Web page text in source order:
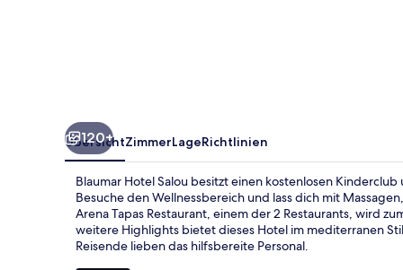
120+
ÜbersichtZimmerLageRichtlinien
Blaumar Hotel Salou besitzt einen kostenlosen
Besuche den Wellnessbereich und lass dich mit
Arena Tapas Restaurant, einem der 2 Restaurants, wird
weitere Highlights bietet dieses Hotel im mediterranen
Reisende lieben das hilfsbereite Personal.